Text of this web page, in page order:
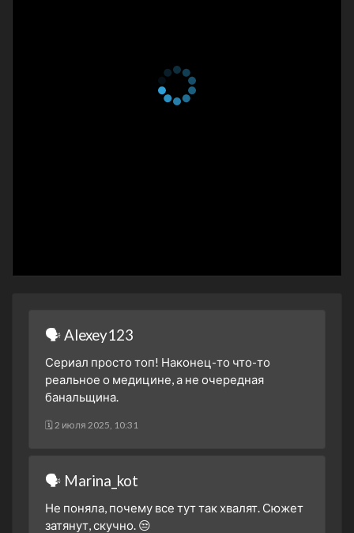
🗣 Alexey123
Сериал просто топ! Наконец-то что-то
реальное о медицине, а не очередная
банальщина.
🗓 2 июля 2025, 10:31
🗣 Marina_kot
Не поняла, почему все тут так хвалят. Сюжет
затянут, скучно. 😒